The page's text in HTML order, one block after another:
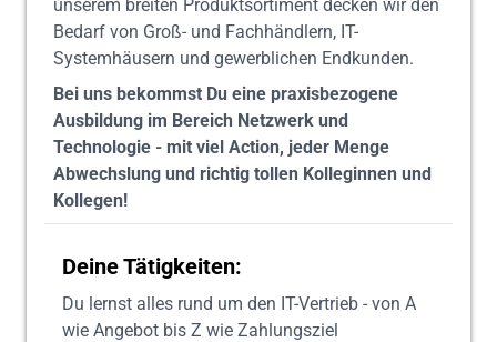
unserem breiten Produktsortiment decken wir den
Bedarf von Groß- und Fachhändlern, IT-
Systemhäusern und gewerblichen Endkunden.
Bei uns bekommst Du eine praxisbezogene
Ausbildung im Bereich Netzwerk und
Technologie - mit viel Action, jeder Menge
Abwechslung und richtig tollen Kolleginnen und
Kollegen!
Deine Tätigkeiten:
Du lernst alles rund um den IT-Vertrieb - von A
wie Angebot bis Z wie Zahlungsziel